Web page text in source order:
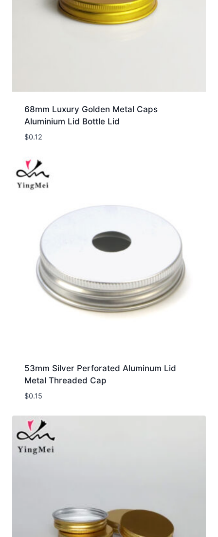
68mm Luxury Golden Metal Caps
Aluminium Lid Bottle Lid
$0.12
53mm Silver Perforated Aluminum Lid
Metal Threaded Cap
$0.15